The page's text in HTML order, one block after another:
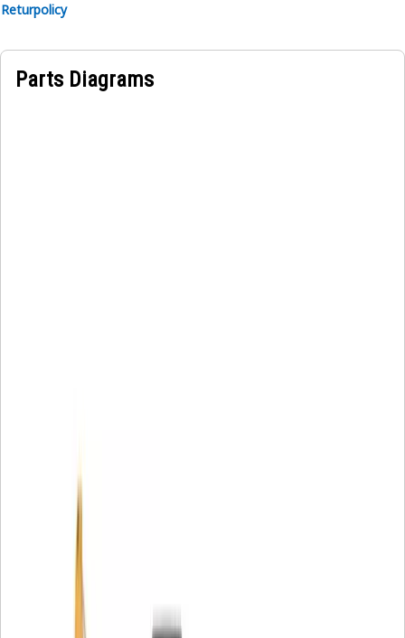
Returpolicy
Parts Diagrams